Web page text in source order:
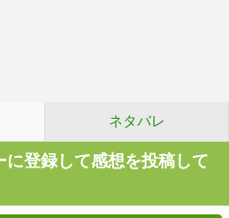
ネタバレ
に登録して感想を投稿して